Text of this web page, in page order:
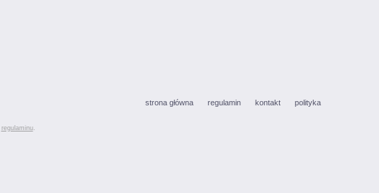
strona główna regulamin kontakt polityka
regulaminu.